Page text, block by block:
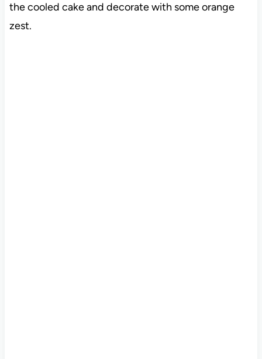
the cooled cake and decorate with some orange
zest.